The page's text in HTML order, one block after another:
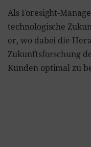
Als Foresight-
technologische
er, wo dabei die
Zukunftsforschung
Kunden optimal zu